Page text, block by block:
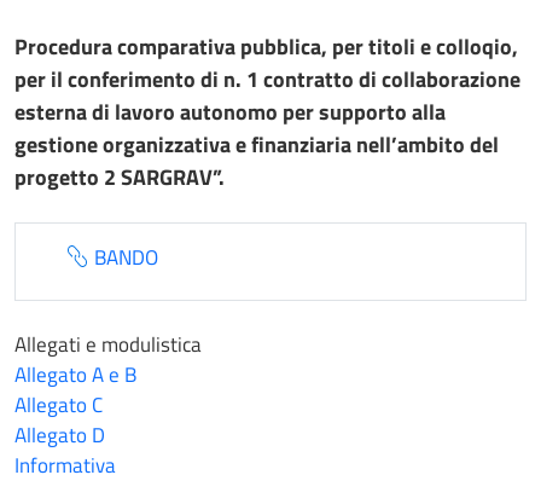
Procedura comparativa pubblica, per titoli e colloqio,
per il conferimento di n. 1 contratto di collaborazione
esterna di lavoro autonomo per supporto alla
gestione organizzativa e finanziaria nell’ambito del
progetto 2 SARGRAV”.
BANDO
Allegati e modulistica
Allegato A e B
Allegato C
Allegato D
Informativa